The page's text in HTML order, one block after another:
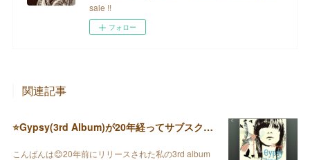
sale !!
フォロー
関連記事
⭐️Gypsy(3rd Album)が20年経ってサブスクで配信されました♪
こんばんは😊20年前にリリースされた私の3rd album